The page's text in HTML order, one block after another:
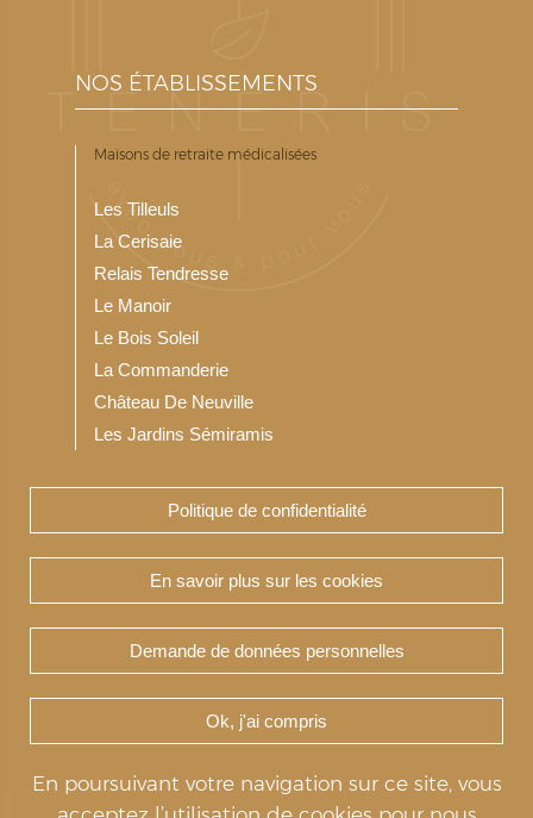
NOS ÉTABLISSEMENTS
Maisons de retraite médicalisées
Les Tilleuls
La Cerisaie
Relais Tendresse
Le Manoir
Le Bois Soleil
La Commanderie
Château De Neuville
Les Jardins Sémiramis
Notre Résidence service seniors
Les Jardins du Bois Soleil
Copyright Teneris 2020-2026 © TENERIS -
Réalisation & hébergement par :
Politique de confidentialité
Politique de confidentialité
En savoir plus sur les cookies
Demande de données personnelles
Ok, j'ai compris
En poursuivant votre navigation sur ce site, vous